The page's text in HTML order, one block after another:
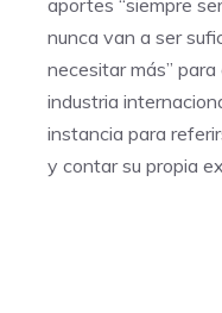
aportes “siempre
nunca van a ser
necesitar más”
industria
instancia para
y contar su propia